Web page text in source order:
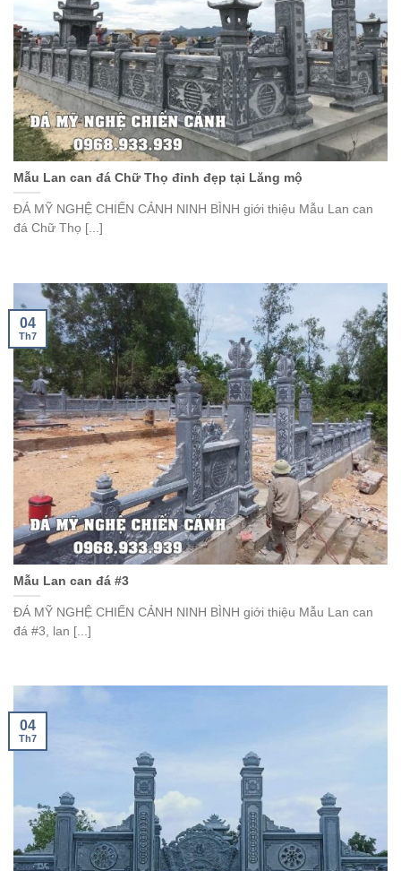
Mẫu Lan can đá Chữ Thọ đỉnh đẹp tại Lăng mộ
ĐÁ MỸ NGHỆ CHIẾN CẢNH NINH BÌNH giới thiệu Mẫu Lan can
đá Chữ Thọ [...]
Mẫu Lan can đá #3
ĐÁ MỸ NGHỆ CHIẾN CẢNH NINH BÌNH giới thiệu Mẫu Lan can
đá #3, lan [...]
04
Th7
04
Th7